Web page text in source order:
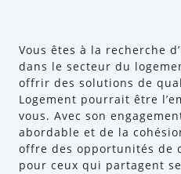
Vous êtes à la recherche
dans le secteur du
offrir des solutions de
Logement pourrait être
vous. Avec son
abordable et de la
offre des opportunités de
pour ceux qui partagent